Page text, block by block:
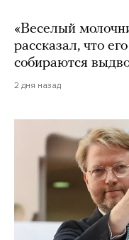
«Веселый
рассказал, что
собираются
2 дня назад